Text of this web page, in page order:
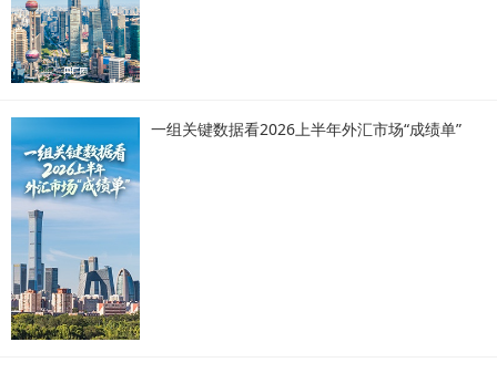
一组关键数据看2026上半年外汇市场“成绩单”